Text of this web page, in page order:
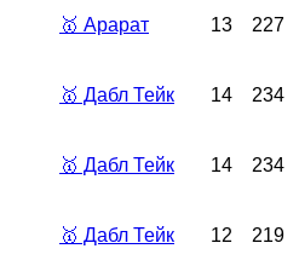
🥇 Арарат 13 227
🥇 Дабл Тейк 14 234
🥇 Дабл Тейк 14 234
🥇 Дабл Тейк 12 219